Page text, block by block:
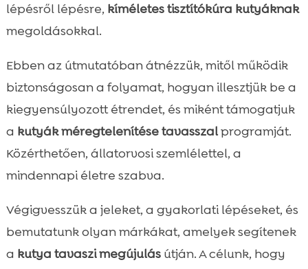
Alapok: hogyan épül fel egy kíméletes
tavaszi tisztítókúra?
Étkezési irányelvek: mit adjunk és mit
CricksyDog ajánlások a tavaszi
tisztítókúrához
 Ely nedves eledelek a gyomorkímélő
napokra
 Jutalmazás okosan: MeatLover 100% hús
 Vitaminok és kiegészítők: Twinky és Denty a
mindennapokban
 Bőr- és szőrzetápolás tavaszra hangolva
lépésről lépésre, kíméletes tisztítókúra kutyáknak
megoldásokkal.
Ebben az útmutatóban átnézzük, mitől működik
biztonságosan a folyamat, hogyan illesztjük be a
kiegyensúlyozott étrendet, és miként támogatjuk
a kutyák méregtelenítése tavasszalprogramját.
Közérthetően, állatorvosi szemlélettel, a
mindennapi életre szabva.
Végigvesszük a jeleket, a gyakorlati lépéseket, és
bemutatunk olyan márkákat, amelyek segítenek
a kutya tavaszi megújulásútján. A célunk, hogy